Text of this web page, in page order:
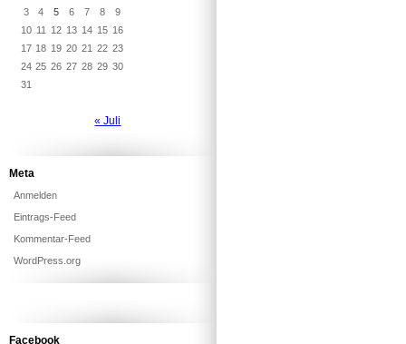
3
4 5 6 7 8
9
10 11 12 13 14 15 16
17 18 19 20 21 22 23
24 25 26 27 28 29 30
31
« Juli
Meta
Anmelden
Eintrags-Feed
Kommentar-Feed
WordPress.org
Facebook